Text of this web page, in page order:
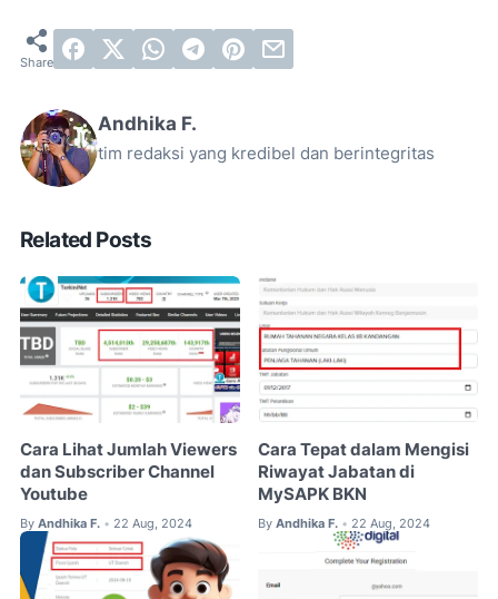
Andhika F.
tim redaksi yang kredibel dan berintegritas
Related Posts
Cara Lihat Jumlah Viewers
dan Subscriber Channel
Youtube
By Andhika F. • 22 Aug, 2024
Cara Tepat dalam Mengisi
Riwayat Jabatan di
MySAPK BKN
By Andhika F. • 22 Aug, 2024